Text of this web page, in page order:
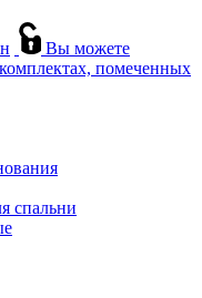
Вы можете
помеченных
спальни